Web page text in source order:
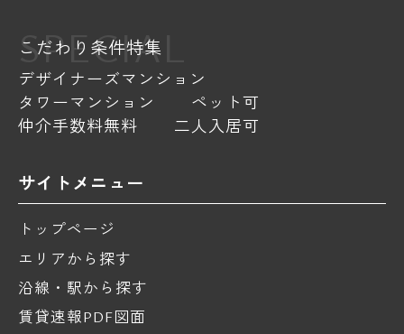
SPECIAL
こだわり条件特集
デザイナーズマンション
タワーマンション
ペット可
仲介手数料無料
二人入居可
サイトメニュー
トップページ
エリアから探す
沿線・駅から探す
賃貸速報PDF図面